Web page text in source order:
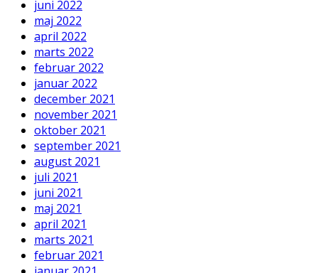
juni 2022
maj 2022
april 2022
marts 2022
februar 2022
januar 2022
december 2021
november 2021
oktober 2021
september 2021
august 2021
juli 2021
juni 2021
maj 2021
april 2021
marts 2021
februar 2021